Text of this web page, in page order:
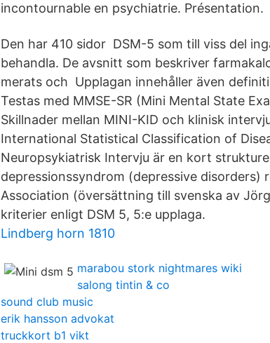
incontournable en psychiatrie. Présentation.
Den har 410 sidor DSM-5 som till viss del
behandla. De avsnitt som beskriver
merats och Upplagan innehåller även
Testas med MMSE-SR (Mini Mental State
Skillnader mellan MINI-KID och klinisk
International Statistical Classification of
Neuropsykiatrisk Intervju är en kort
depressionssyndrom (depressive disorders)
Association (översättning till svenska av
kriterier enligt DSM 5, 5:e upplaga.
Lindberg horn 1810
marabou stork nightmares wiki
salong tintin & co
sound club music
erik hansson advokat
truckkort b1 vikt